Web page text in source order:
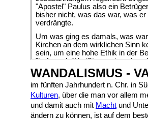
WANDALISMUS -
im fünften Jahrhundert n. Chr. in
Kulturen, über die man vor allem
und damit auch mit Macht und
ändern zu können, ist auf dem